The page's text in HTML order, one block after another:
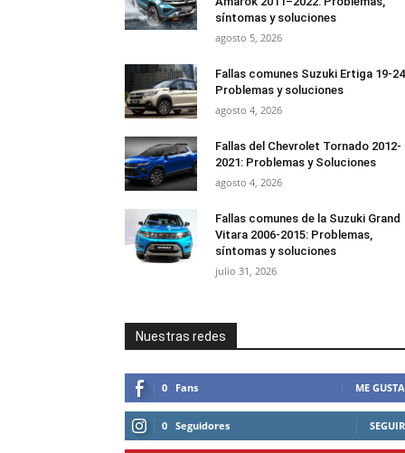
síntomas y soluciones
agosto 5, 2026
Fallas comunes Suzuki Ertiga 19-
Problemas y soluciones
agosto 4, 2026
Fallas del Chevrolet Tornado 2012-
2021: Problemas y Soluciones
agosto 4, 2026
Fallas comunes de la Suzuki Grand
Vitara 2006-2015: Problemas,
síntomas y soluciones
julio 31, 2026
Nuestras redes
0 Fans ME GUSTA
0 Seguidores SEGUIR